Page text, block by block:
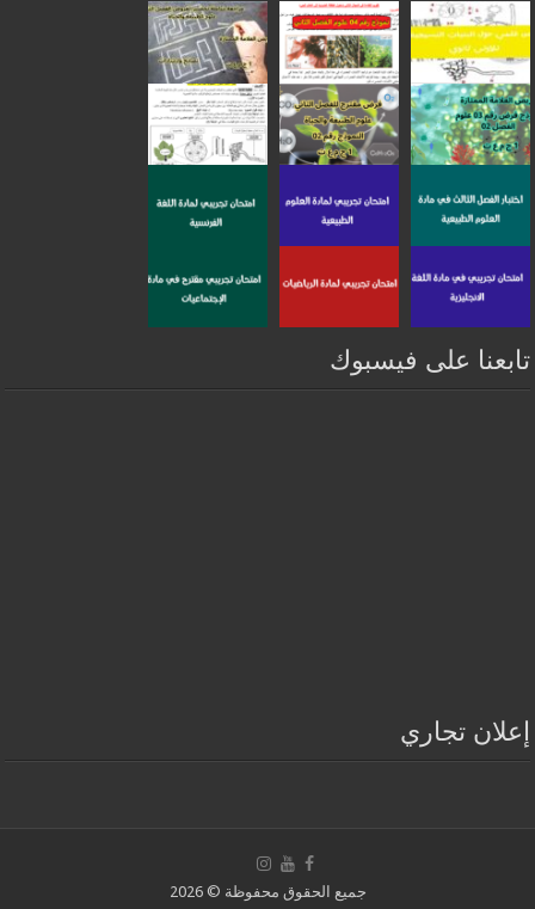
تابعنا على فيسبوك
إعلان تجاري
جميع الحقوق محفوظة © 2026